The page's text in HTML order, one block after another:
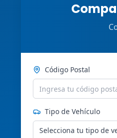
Código Postal
Tipo de Vehículo
Selecciona tu tipo de